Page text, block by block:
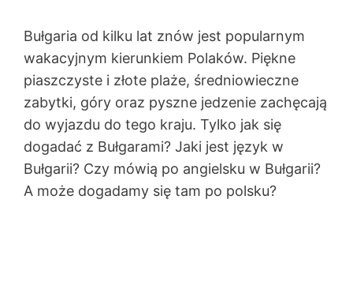
Bułgaria od kilku lat znów jest popularnym
wakacyjnym kierunkiem Polaków. Piękne
piaszczyste i złote plaże, średniowieczne
zabytki, góry oraz pyszne jedzenie zachęcają
do wyjazdu do tego kraju. Tylko jak się
dogadać z Bułgarami? Jaki jest język w
Bułgarii? Czy mówią po angielsku w Bułgarii?
A może dogadamy się tam po polsku?